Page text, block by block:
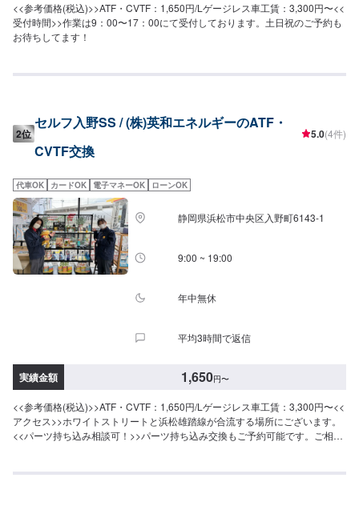
<<参考価格(税込)>>ATF・CVTF：1,650円/Lゲージレス車工賃：3,300円〜<<
受付時間>>作業は9：00〜17：00にて受付しております。土日祝のご予約も
お待ちしてます！
2位
セルフ入野SS / (株)英和エネルギーのATF・
CVTF交換
5.0(4件)
代車OK カードOK 電子マネーOK ローンOK
静岡県浜松市中央区入野町6143-1
9:00 ~ 19:00
年中無休
平均3時間で返信
実績金額 1,650円〜
<<参考価格(税込)>>ATF・CVTF：1,650円/Lゲージレス車工賃：3,300円〜<<
アクセス>>ホワイトストリートと浜松雄踏線が合流する場所にございます。
<<パーツ持ち込み相談可！>>パーツ持ち込み交換もご予約可能です。ご相談